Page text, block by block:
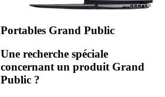
Portables Grand Public
Une recherche spéciale
concernant un produit Grand
Public ?